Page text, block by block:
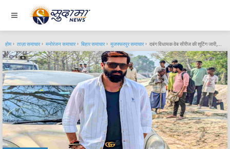
होम ताज़ा समाचार मनोरंजन समाचार बिहार समाचार मुजफ्फरपुर समाचार दबंग विधायक वेब सीरीज की शूटिंग जारी, अभिनेता सुगंध के साथ निर्देशक रंधीर सिंह की भी हो रही जमकर सराहना